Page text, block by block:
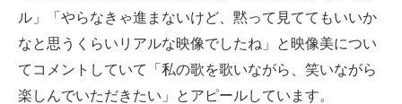
ル」「やらなきゃ進まないけど、黙って見ててもいいか
なと思うくらいリアルな映像でしたね」と映像美につい
てコメントしていて「私の歌を歌いながら、笑いながら
楽しんでいただきたい」とアピールしています。